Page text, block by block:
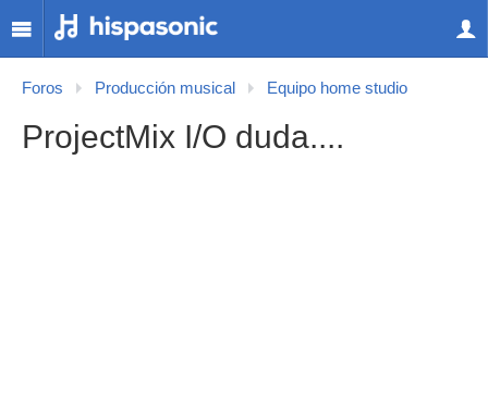
Foros Producción musical Equipo home studio
ProjectMix I/O duda....